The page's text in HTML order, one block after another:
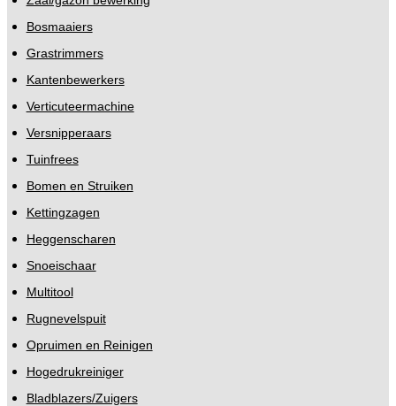
Bosmaaiers
Grastrimmers
Kantenbewerkers
Verticuteermachine
Versnipperaars
Tuinfrees
Bomen en Struiken
Kettingzagen
Heggenscharen
Snoeischaar
Multitool
Rugnevelspuit
Opruimen en Reinigen
Hogedrukreiniger
Bladblazers/Zuigers